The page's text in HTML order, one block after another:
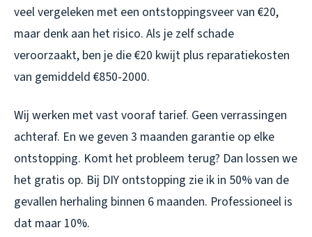
veel vergeleken met een ontstoppingsveer van €20,
maar denk aan het risico. Als je zelf schade
veroorzaakt, ben je die €20 kwijt plus reparatiekosten
van gemiddeld €850-2000.
Wij werken met vast vooraf tarief. Geen verrassingen
achteraf. En we geven 3 maanden garantie op elke
ontstopping. Komt het probleem terug? Dan lossen we
het gratis op. Bij DIY ontstopping zie ik in 50% van de
gevallen herhaling binnen 6 maanden. Professioneel is
dat maar 10%.